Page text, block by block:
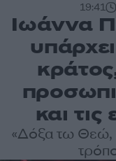
19:41
Ιωάννα
και
«Δόξα τω Θεώ,